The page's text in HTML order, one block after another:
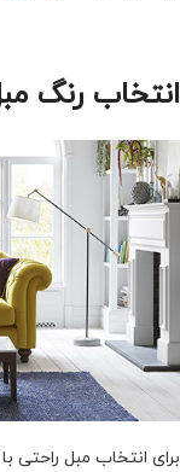
انتخاب رنگ
برای انتخاب مبل راحتی